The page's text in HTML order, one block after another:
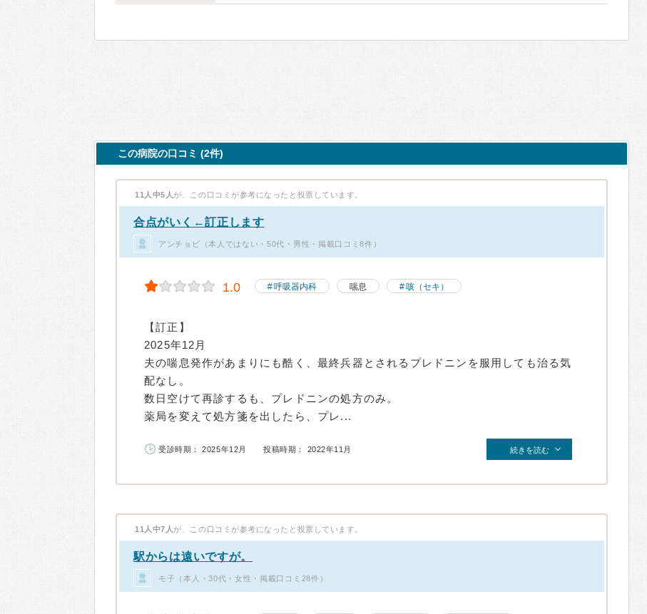
この病院の口コミ (2件)
11人中5人 が、この口コミが参考になったと投票しています。
合点がいく←訂正します
アンチョビ（本人ではない・50代・男性・掲載口コミ8件）
1.0 呼吸器内科 喘息 咳（セキ）
【訂正】
2025年12月
夫の喘息発作があまりにも酷く、最終兵器とされるプレドニンを服用しても治る気
配なし。
数日空けて再診するも、プレドニンの処方のみ。
薬局を変えて処方箋を出したら、プレ...
受診時期： 2025年12月 投稿時期： 2022年11月 続きを読む
11人中7人 が、この口コミが参考になったと投票しています。
駅からは遠いですが。
モ子（本人・30代・女性・掲載口コミ28件）